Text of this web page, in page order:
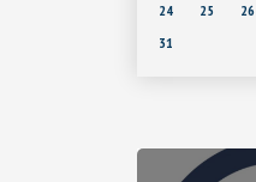
24
25 26
31